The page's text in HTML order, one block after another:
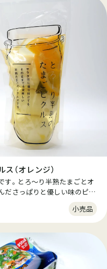
（オレンジ）
す。とろ～り半熟たまごとオ
ださっぱりと優しい味のピク
ブームで体に優しいお酢を使
時に「おいしく・簡単・安全」
す。お子様やピクルスが苦手
のお酢を使用し、袋を開ける
ラダにあわせたり、サンドイ
理の付け合わせやワインの
小売品